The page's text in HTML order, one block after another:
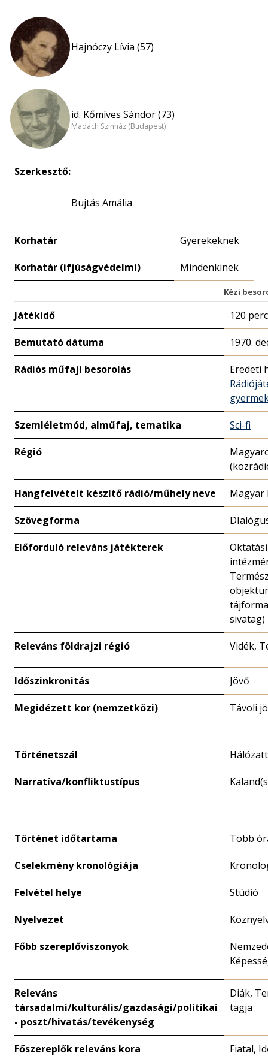
Hajnóczy Lívia (57)
id. Kőmíves Sándor (73)
Madách Színház (Budapest)
Szerkesztő:
Bujtás Amália
Korhatár Gyerekeknek
Korhatár (ifjúságvédelmi) Mindenkinek
Kézi
Játékidő 120 perc
Bemutató dátuma 1970.
Rádiós műfaji besorolás
Eredeti
Szemléletmód, alműfaj, tematika Sci-fi
Régió
Hangfelvételt készítő rádió/műhely neve Magyar
Szövegforma
Előforduló releváns játékterek
Oktatási
sivatag)
Releváns földrajzi régió Vidék,
Időszinkronitás Jövő
Megidézett kor (nemzetközi) Távoli
Történetszál
Narratíva/konfliktustípus
Történet időtartama Több
Cselekmény kronológiája
Felvétel helye Stúdió
Nyelvezet
Főbb szereplőviszonyok
Releváns
társadalmi/kulturális/gazdasági/politikai
- poszt/hivatás/tevékenység
Diák,
tagja
Főszereplők releváns kora Fiatal,